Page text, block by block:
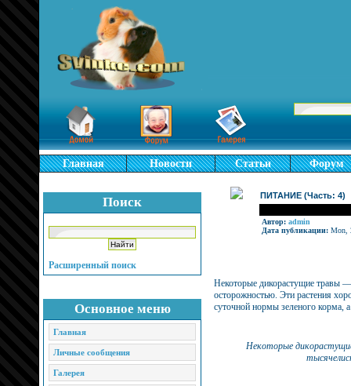
Главная Новости Статьи Форум
Поиск
Расширенный поиск
Основное меню
Главная
Личные сообщения
Галерея
ПИТАНИЕ (Часть: 4)
Автор: admin
Дата публикации: Mon,
Некоторые дикорастущие травы —
осторожностью. Эти растения
суточной нормы зеленого корма,
Некоторые